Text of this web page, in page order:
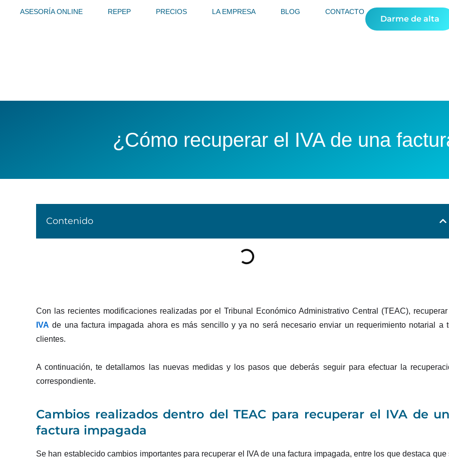
ASESORÍA ONLINE REPEP PRECIOS LA EMPRESA BLOG CONTACTO
Darme de alta
¿Cómo recuperar el IVA de una
Contenido
Con las recientes modificaciones realizadas por el Tribunal Económico Administrativo Central (TEAC), recuperar
IVA de una factura impagada ahora es más sencillo y ya no será necesario enviar un requerimiento notarial a
clientes.
A continuación, te detallamos las nuevas medidas y los pasos que deberás seguir para efectuar la
correspondiente.
Cambios realizados dentro del TEAC para recuperar el IVA de
factura impagada
Se han establecido cambios importantes para recuperar el IVA de una factura impagada, entre los que destaca que